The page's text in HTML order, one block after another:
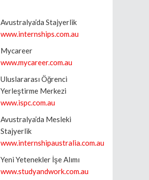
Avustralya’da Stajyerlik
www.internships.com.au
Mycareer
www.mycareer.com.au
Uluslararası Öğrenci
Yerleştirme Merkezi
www.ispc.com.au
Avustralya’da Mesleki
Stajyerlik
www.internshipaustralia.com.au
Yeni Yetenekler İşe Alımı
www.studyandwork.com.au